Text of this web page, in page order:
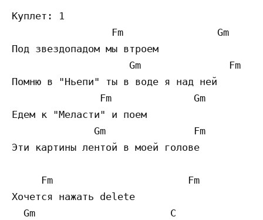
Куплет: 1
                 Fm                Gm
Под звездопадом мы втроем
                    Gm               Fm
Помню в "Ньепи" ты в воде я над ней
               Fm              Gm
Едем к "Меласти" и поем
              Gm               Fm
Эти картины лентой в моей голове
     Fm                       Fm
Хочется нажать delete
  Gm                       C